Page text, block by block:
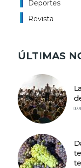
Deportes
Revista
ÚLTIMAS
07/